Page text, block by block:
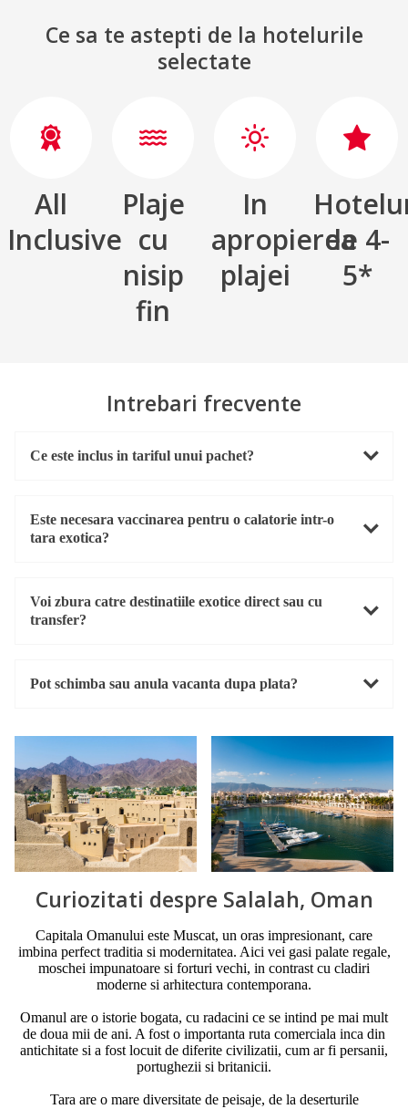
Ce sa te astepti de la hotelurile
selectate
All
Inclusive
Plaje
cu
nisip
fin
In
apropierea
plajei
de 4-
5*
Intrebari frecvente
Ce este inclus in tariful unui pachet?
Este necesara vaccinarea pentru o calatorie intr-o
tara exotica?
Voi zbura catre destinatiile exotice direct sau cu
transfer?
Pot schimba sau anula vacanta dupa plata?
Curiozitati despre Salalah, Oman
Capitala Omanului este Muscat, un oras impresionant, care
imbina perfect traditia si modernitatea. Aici vei gasi palate regale,
moschei impunatoare si forturi vechi, in contrast cu cladiri
moderne si arhitectura contemporana.
Omanul are o istorie bogata, cu radacini ce se intind pe mai mult
de doua mii de ani. A fost o importanta ruta comerciala inca din
antichitate si a fost locuit de diferite civilizatii, cum ar fi persanii,
portughezii si britanicii.
Tara are o mare diversitate de peisaje, de la deserturile